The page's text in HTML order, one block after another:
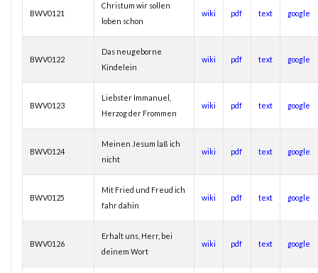
BWV0121
Christum wir sollen
loben schon
wiki pdf text google
BWV0122
Das neugeborne
Kindelein
wiki pdf text google
BWV0123
Liebster Immanuel,
Herzog der Frommen
wiki pdf text google
BWV0124
Meinen Jesum laß ich
nicht
wiki pdf text google
BWV0125
Mit Fried und Freud ich
fahr dahin
wiki pdf text google
BWV0126
Erhalt uns, Herr, bei
deinem Wort
wiki pdf text google